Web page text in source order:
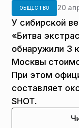
ОБЩЕСТВО 20
У сибирской
«Битва
обнаружили 3
Москвы
При этом
составляет
SHOT.